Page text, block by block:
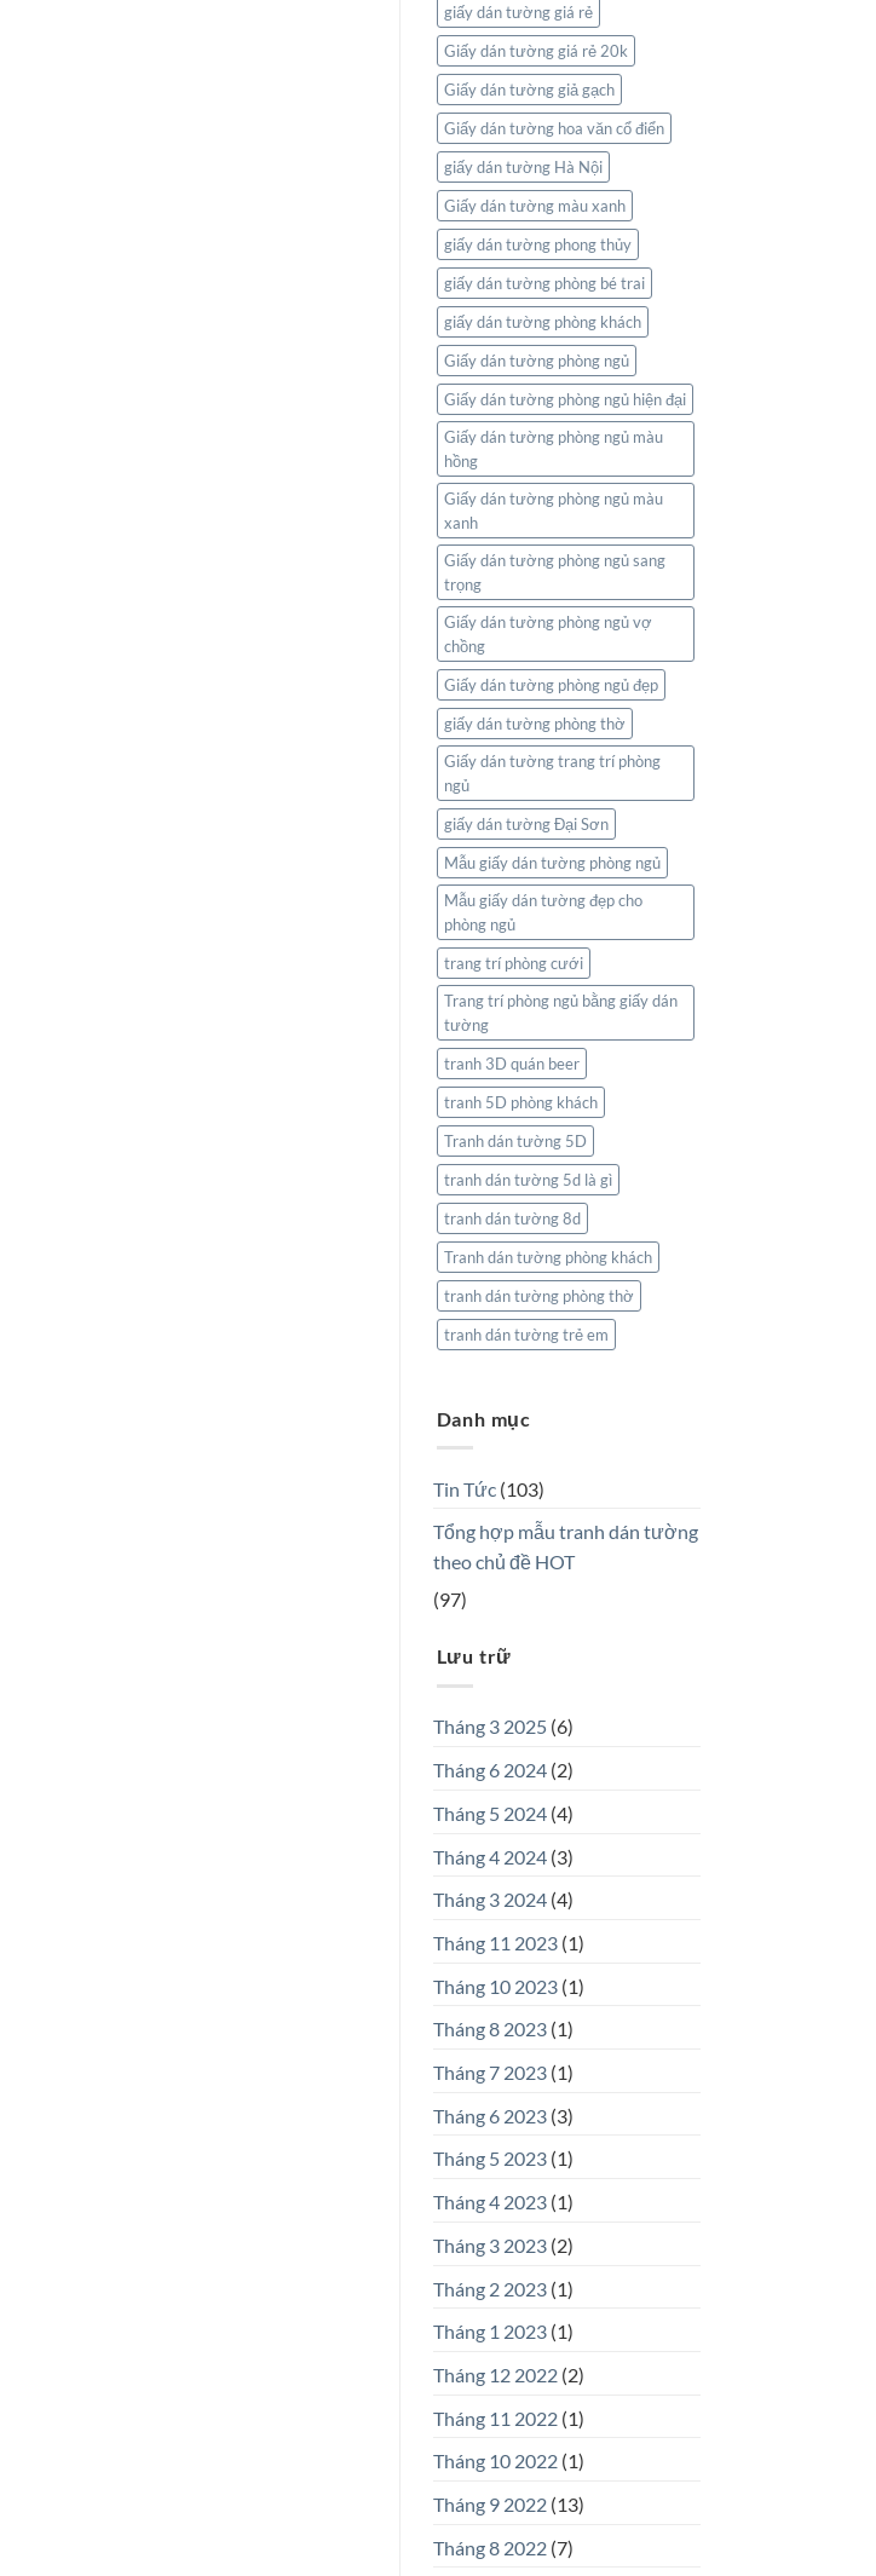
giấy dán tường giá rẻ
Giấy dán tường giá rẻ 20k
Giấy dán tường giả gạch
Giấy dán tường hoa văn cổ điển
giấy dán tường Hà Nội
Giấy dán tường màu xanh
giấy dán tường phong thủy
giấy dán tường phòng bé trai
giấy dán tường phòng khách
Giấy dán tường phòng ngủ
Giấy dán tường phòng ngủ hiện đại
Giấy dán tường phòng ngủ màu
hồng
Giấy dán tường phòng ngủ màu
xanh
Giấy dán tường phòng ngủ sang
trọng
Giấy dán tường phòng ngủ vợ
chồng
Giấy dán tường phòng ngủ đẹp
giấy dán tường phòng thờ
Giấy dán tường trang trí phòng
ngủ
giấy dán tường Đại Sơn
Mẫu giấy dán tường phòng ngủ
Mẫu giấy dán tường đẹp cho
phòng ngủ
trang trí phòng cưới
Trang trí phòng ngủ bằng giấy dán
tường
tranh 3D quán beer
tranh 5D phòng khách
Tranh dán tường 5D
tranh dán tường 5d là gì
tranh dán tường 8d
Tranh dán tường phòng khách
tranh dán tường phòng thờ
tranh dán tường trẻ em
Danh mục
Tin Tức (103)
Tổng hợp mẫu tranh dán tường
theo chủ đề HOT
(97)
Lưu trữ
Tháng 3 2025 (6)
Tháng 6 2024 (2)
Tháng 5 2024 (4)
Tháng 4 2024 (3)
Tháng 3 2024 (4)
Tháng 11 2023 (1)
Tháng 10 2023 (1)
Tháng 8 2023 (1)
Tháng 7 2023 (1)
Tháng 6 2023 (3)
Tháng 5 2023 (1)
Tháng 4 2023 (1)
Tháng 3 2023 (2)
Tháng 2 2023 (1)
Tháng 1 2023 (1)
Tháng 12 2022 (2)
Tháng 11 2022 (1)
Tháng 10 2022 (1)
Tháng 9 2022 (13)
Tháng 8 2022 (7)